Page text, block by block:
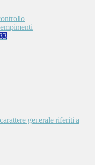
generale riferiti a